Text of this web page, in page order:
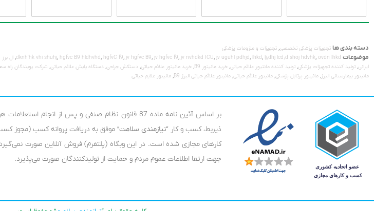
دسته بندی ها تجهیزات پزشکی تخصصی, تجهیزات و ملزومات پزشکی
موضوعات dknh'hk vhi shuhj, hgfvc B9 hldhvhd, hgfvC f9, jv hgfvc B9, jv hgfvc f9, jv nvhdkd ICU, jv uguhl pdhjd, lhkd, lj;dhj lcd;d shoj hdvhk, ovdn lhkd
, ال برز B9
ایرانی, تولید کننده تجهیزات پزشکی, تولید کننده مانتیور علائم حیاتی, خرید مانیتور B9 , خرید مانیتور علائم حیاتی, دستکش جراحی, دستگاه پایش علائم حیاتی, شرکت پویندگان راه
مانیتور بیمارستانی البرز, مانیتور پرتابل پزشکی, مانیتور علائم حیاتی, مانیتور علائم حیاتی البرز B9 , مانیتور علایم حیاتی
بر اساس آئین نامه ماده 87 قانون نظام صنفی و پس از
ذیربط، کسب و کار “نیازمندی سلامت” موفق به دریافت پروانه کسب (مجوز
کارهای مجازی شده است. در این وبگاه (پلتفرم) فروش آنلاین صورت
جهت ارتقا اطلاعات عموم مردم و حمایت از تولید‌کنندگان صورت می‌پذیرد.